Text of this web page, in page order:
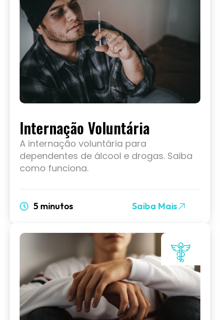
Internação Voluntária
A internação voluntária para
dependentes de álcool e drogas. Saiba
como funciona.
5 minutos Saiba Mais